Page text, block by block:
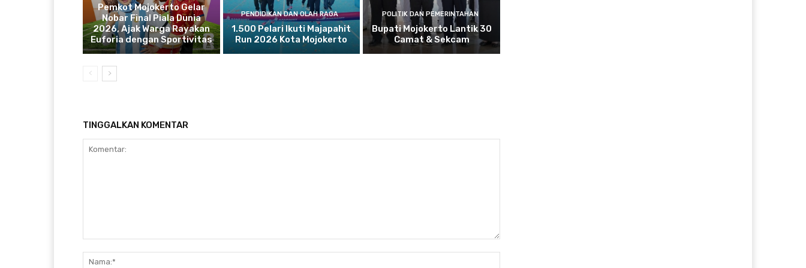
Pemkot Mojokerto Gelar
Nobar Final Piala Dunia
2026, Ajak Warga Rayakan
Euforia dengan Sportivitas
PENDIDIKAN DAN OLAH RAGA
1.500 Pelari Ikuti Majapahit
Run 2026 Kota Mojokerto
POLITIK DAN PEMERINTAHAN
Bupati Mojokerto Lantik 30
Camat & Sekcam
TINGGALKAN KOMENTAR